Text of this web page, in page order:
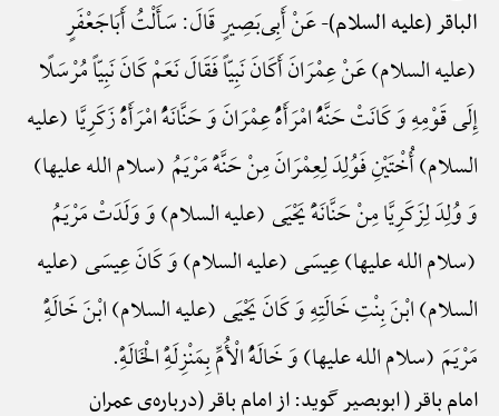
الباقر (علیه السلام)-عَنْ أَبِی‌بَصِیرٍ قَالَ: سَأَلْتُ أَبَاجَعْفَرٍ
(علیه السلام) عَنْ عِمْرَانَ أَ‌کَانَ نَبِیّاً فَقَالَ نَعَمْ کَانَ نَبِیّاً مُرْسَلًا
إِلَی قَوْمِهِ وَ کَانَتْ حَنَّهًُْ امْرَأَهًُْ عِمْرَانَ وَ حَنَّانَهًُْ امْرَأَهًُْ زَکَرِیَّا (علیه
السلام) أُخْتَیْنِ فَوُلِدَ لِعِمْرَانَ مِنْ حَنَّهًَْ مَرْیَمُ (سلام الله علیها)
وَ وُلِدَ لِزَکَرِیَّا مِنْ حَنَّانَهًَْ یَحْیَی (علیه السلام) وَ وَلَدَتْ مَرْیَمُ
(سلام الله علیها) عِیسَی (علیه السلام) وَ کَانَ عِیسَی (علیه
السلام) ابْنَ بِنْتِ خَالَتِهِ وَ کَانَ یَحْیَی (علیه السلام) ابْنَ خَالَهًِْ
مَرْیَمَ (سلام الله علیها) وَ خَالَهًُْ الْأُمِّ بِمَنْزِلَهًِْ الْخَالَهًِْ.
امام باقر ( ابوبصیر گوید: از امام باقر (درباره‌ی عمران